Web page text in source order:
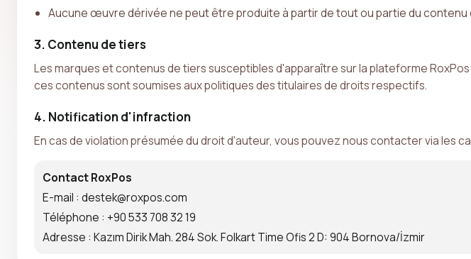
Aucune œuvre dérivée ne peut être produite à partir de tout ou partie du contenu
3. Contenu de tiers
Les marques et contenus de tiers susceptibles d'apparaître sur la plateforme
ces contenus sont soumises aux politiques des titulaires de droits respectifs.
4. Notification d'infraction
En cas de violation présumée du droit d'auteur, vous pouvez nous contacter via les
Contact RoxPos
E-mail : destek@roxpos.com
Téléphone : +90 533 708 32 19
Adresse : Kazım Dirik Mah. 284 Sok. Folkart Time Ofis 2 D: 904 Bornova/İzmir